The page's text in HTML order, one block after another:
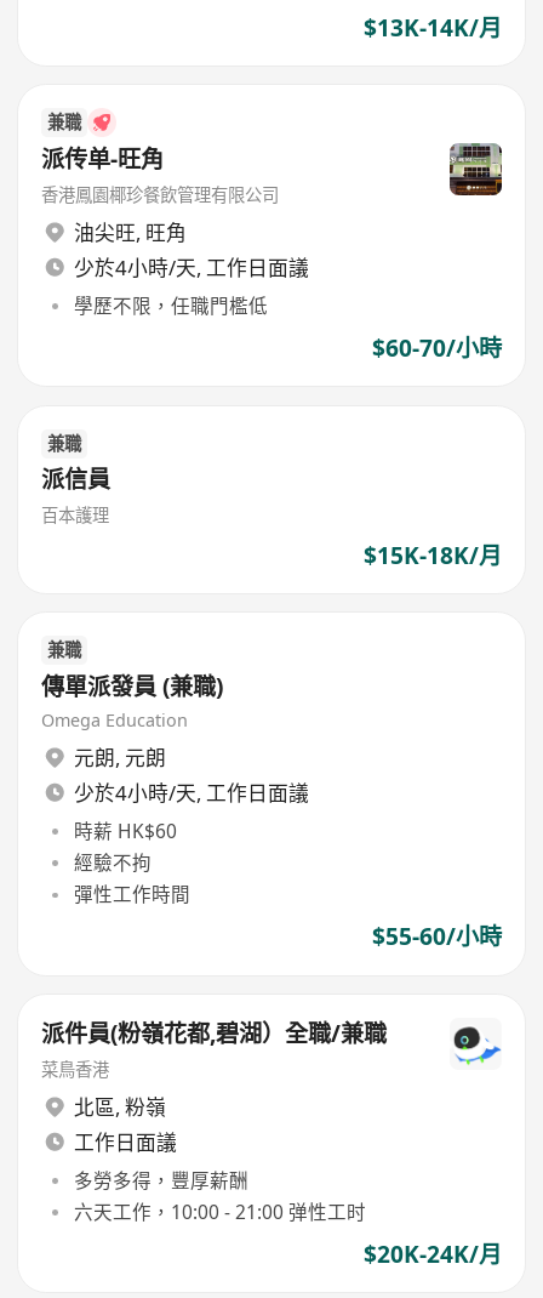
$13K-14K/月
兼職
派传单-旺角
香港鳳園椰珍餐飲管理有限公司
油尖旺, 旺角
少於4小時/天, 工作日面議
學歷不限，任職門檻低
$60-70/小時
兼職
派信員
百本護理
$15K-18K/月
兼職
傳單派發員 (兼職)
Omega Education
元朗, 元朗
少於4小時/天, 工作日面議
時薪 HK$60
經驗不拘
彈性工作時間
$55-60/小時
派件員(粉嶺花都,碧湖）全職/兼職
菜鳥香港
北區, 粉嶺
工作日面議
多勞多得，豐厚薪酬
六天工作，10:00 - 21:00 弹性工时
$20K-24K/月